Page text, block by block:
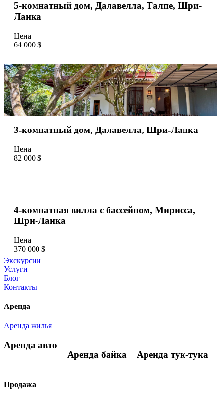
5-комнатный дом, Далавелла, Талпе, Шри-
Ланка
Цена
64 000 $
3-комнатный дом, Далавелла, Шри-Ланка
Цена
82 000 $
4-комнатная вилла с бассейном, Мирисса,
Шри-Ланка
Цена
370 000 $
Экскурсии
Услуги
Блог
Контакты
Аренда
Аренда жилья
Аренда авто
Аренда байка
Аренда тук-тука
Продажа